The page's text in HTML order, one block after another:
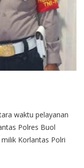
waktu pelayanan
Polres Buol
Korlantas Polri